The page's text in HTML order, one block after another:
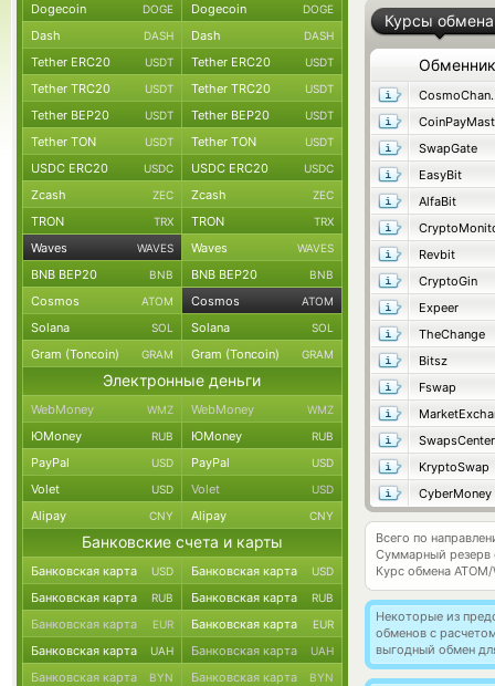
Курсы обмена
Обменник
SwapGate
EasyBit
AlfaBit
Revbit
CryptoGin
Expeer
TheChange
Bitsz
Fswap
SwapsCenter
KryptoSwap
CyberMoney
Всего по
Суммарный резерв
Курс обмена ATOM/
Некоторые из
обменов с
выгодный обмен
Dogecoin DOGE Dogecoin DOGE
Dash DASH Dash DASH
Tether ERC20 USDT Tether ERC20 USDT
Tether TRC20 USDT Tether TRC20 USDT
Tether BEP20 USDT Tether BEP20 USDT
Tether TON USDT Tether TON USDT
USDC ERC20 USDC USDC ERC20 USDC
Zcash ZEC Zcash ZEC
TRON TRX TRON TRX
Waves WAVES Waves WAVES
BNB BEP20 BNB BNB BEP20 BNB
Cosmos ATOM Cosmos ATOM
Solana SOL Solana SOL
Gram (Toncoin) GRAM Gram (Toncoin) GRAM
Электронные деньги
WebMoney WMZ WebMoney WMZ
ЮMoney RUB ЮMoney RUB
PayPal USD PayPal USD
Volet USD Volet USD
Alipay CNY Alipay CNY
Банковские счета и карты
Банковская карта USD Банковская карта USD
Банковская карта RUB Банковская карта RUB
Банковская карта EUR Банковская карта EUR
Банковская карта UAH Банковская карта UAH
Банковская карта BYN Банковская карта BYN